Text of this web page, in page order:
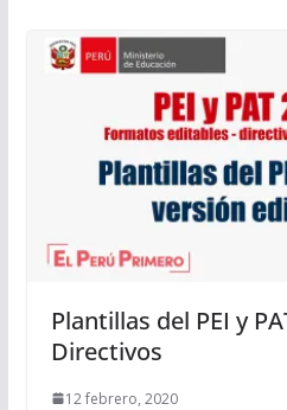
Plantillas del PEI y
Directivos
12 febrero, 2020